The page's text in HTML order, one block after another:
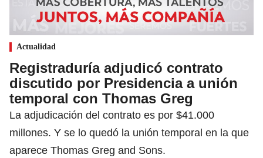
Actualidad
Registraduría adjudicó contrato
discutido por Presidencia a unión
temporal con Thomas Greg
La adjudicación del contrato es por $41.000
millones. Y se lo quedó la unión temporal en la que
aparece Thomas Greg and Sons.